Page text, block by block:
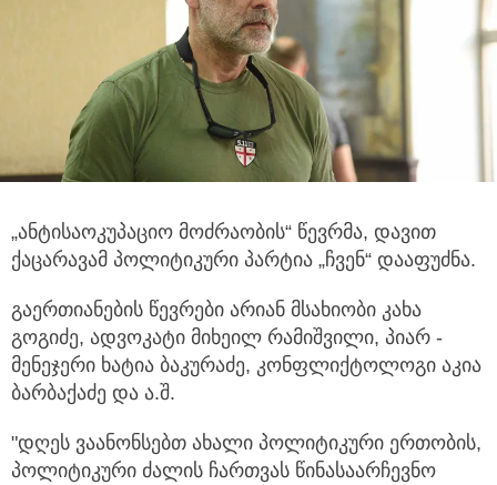
„ანტისაოკუპაციო მოძრაობის“ წევრმა, დავით
ქაცარავამ პოლიტიკური პარტია „ჩვენ“ დააფუძნა.
გაერთიანების წევრები არიან მსახიობი კახა
გოგიძე, ადვოკატი მიხეილ რამიშვილი, პიარ -
მენეჯერი ხატია ბაკურაძე, კონფლიქტოლოგი აკია
ბარბაქაძე და ა.შ.
"დღეს ვაანონსებთ ახალი პოლიტიკური ერთობის,
პოლიტიკური ძალის ჩართვას წინასაარჩევნო